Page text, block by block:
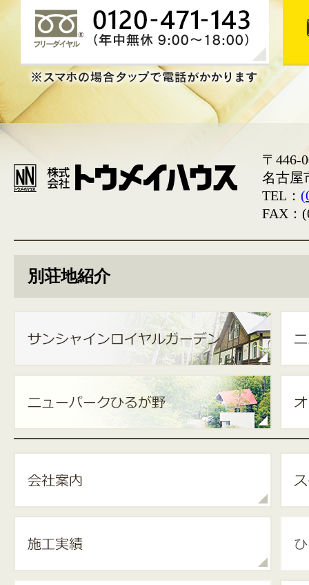
〒446-
名古屋
TEL：
FAX：
別荘地紹介